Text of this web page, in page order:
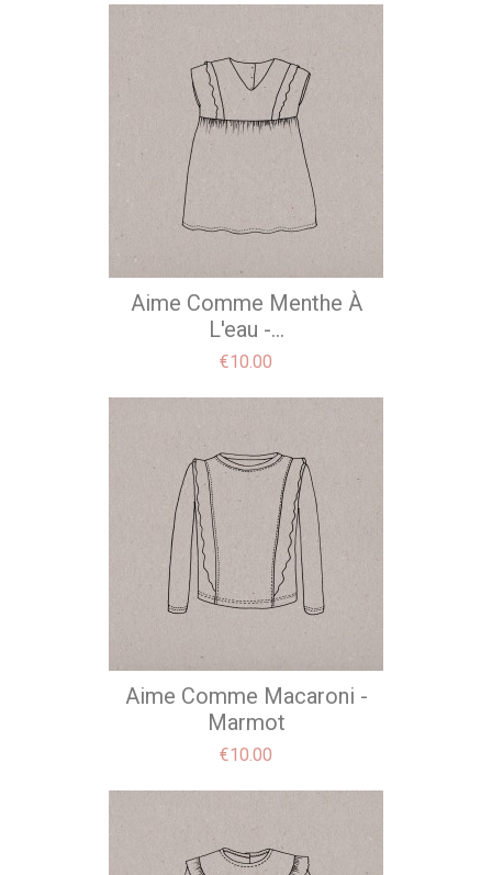
Aime Comme Menthe À
L'eau -...
Price
€10.00
Aime Comme Macaroni -
Marmot
Price
€10.00